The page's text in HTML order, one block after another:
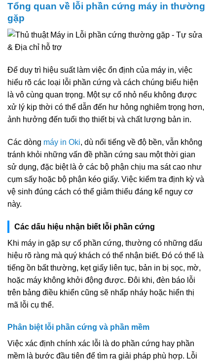
Tổng quan về lỗi phần cứng máy in thường
gặp
Để duy trì hiệu suất làm việc ổn định của máy in, việc
hiểu rõ các loại lỗi phần cứng và cách chúng biểu hiện
là vô cùng quan trọng. Một sự cố nhỏ nếu không được
xử lý kịp thời có thể dẫn đến hư hỏng nghiêm trọng hơn,
ảnh hưởng đến tuổi thọ thiết bị và chất lượng bản in.
Các dòng máy in Oki, dù nổi tiếng về độ bền, vẫn không
tránh khỏi những vấn đề phần cứng sau một thời gian
sử dụng, đặc biệt là ở các bộ phận chịu ma sát cao như
cụm sấy hoặc bộ phận kéo giấy. Việc kiểm tra định kỳ và
vệ sinh đúng cách có thể giảm thiểu đáng kể nguy cơ
này.
Các dấu hiệu nhận biết lỗi phần cứng
Khi máy in gặp sự cố phần cứng, thường có những dấu
hiệu rõ ràng mà quý khách có thể nhận biết. Đó có thể là
tiếng ồn bất thường, kẹt giấy liên tục, bản in bị sọc, mờ,
hoặc máy không khởi động được. Đôi khi, đèn báo lỗi
trên bảng điều khiển cũng sẽ nhấp nháy hoặc hiển thị
mã lỗi cụ thể.
Phân biệt lỗi phần cứng và phần mềm
Việc xác định chính xác lỗi là do phần cứng hay phần
mềm là bước đầu tiên để tìm ra giải pháp phù hợp. Lỗi